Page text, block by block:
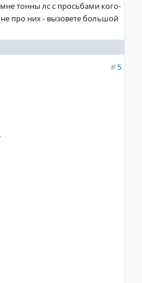
тонны лс с просьбами кого-
про них - вызовете большой
#5